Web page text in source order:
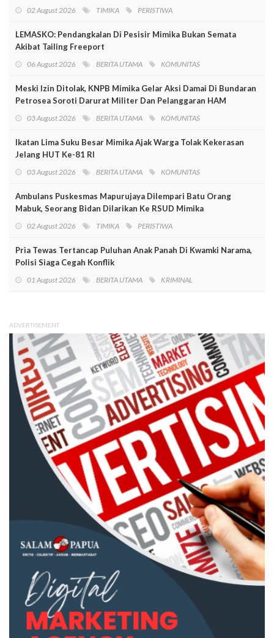
02 August 2026 TIMIKA PERISTIWA
LEMASKO: Pendangkalan Di Pesisir Mimika Bukan Semata
Akibat Tailing Freeport
06 August 2026 BERITA UTAMA KOMUNITAS
Meski Izin Ditolak, KNPB Mimika Gelar Aksi Damai Di Bundaran
Petrosea Soroti Darurat Militer Dan Pelanggaran HAM
03 August 2026 BERITA UTAMA KOMUNITAS
Ikatan Lima Suku Besar Mimika Ajak Warga Tolak Kekerasan
Jelang HUT Ke-81 RI
03 August 2026 BERITA UTAMA KOMUNITAS
Ambulans Puskesmas Mapurujaya Dilempari Batu Orang
Mabuk, Seorang Bidan Dilarikan Ke RSUD Mimika
02 August 2026 TIMIKA PERISTIWA
Pria Tewas Tertancap Puluhan Anak Panah Di Kwamki Narama,
Polisi Siaga Cegah Konflik
01 August 2026 BERITA UTAMA KRIMINAL
ADVERTISEMENT